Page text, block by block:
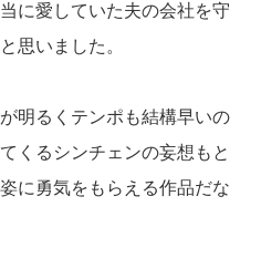
に愛していた夫の会社を守
思いました。
明るくテンポも結構早いの
くるシンチェンの妄想もと
に勇気をもらえる作品だな